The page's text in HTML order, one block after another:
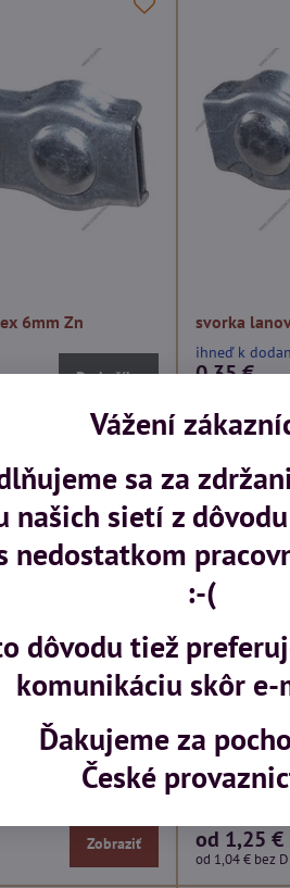
6mm Zn
Do košíka
svorka
ihneď k
0,35 €
Zobraziť
Očnice
od 1,25 €
od 1,04 € bez
Vážení
sa za
našich sietí z
nedostatkom
:-(
dôvodu tiež
komunikáciu skôr
Ďakujeme za
České